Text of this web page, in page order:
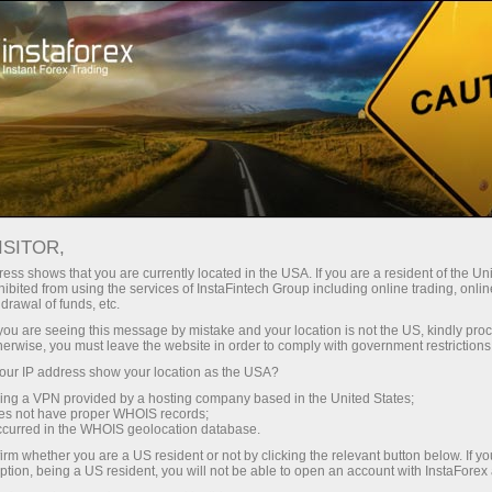
З InstaForex ви отримуєте доступ
можливостей: кредитне плече до
1:5000, одні з найкращих
спредів та комісій на ринку, а
також привабливі умови для
торгівлі акціями та індексами
Мінімальні спреди - максимум
Бонус 30% на кожен депозит
Швидкість
у трейдингу і на трасі
shows that you are currently located in the USA. If you are a resident of the
from using the services of InstaFintech Group including online trading,
of funds, etc.
are seeing this message by mistake and your location is not the US, kindly
you must leave the website in order to comply with government
IP address show your location as the USA?
a VPN provided by a hosting company based in the United States;
not have proper WHOIS records;
in the WHOIS geolocation database.
whether you are a US resident or not by clicking the relevant button below. If
being a US resident, you will not be able to open an account with InstaForex